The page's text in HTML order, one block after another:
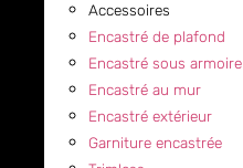
Accessoires
Encastré de plafond
Encastré sous armoire
Encastré au mur
Encastré extérieur
Garniture encastrée